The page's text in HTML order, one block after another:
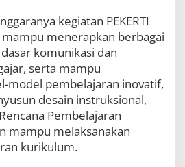
kegiatan PEKERTI
menerapkan berbagai
komunikasi dan
serta mampu
model pembelajaran inovatif,
desain instruksional,
Pembelajaran
mampu melaksanakan
kurikulum.